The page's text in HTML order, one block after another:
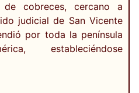
cobreces, cercano a
judicial de San Vicente
por toda la península
estableciéndose